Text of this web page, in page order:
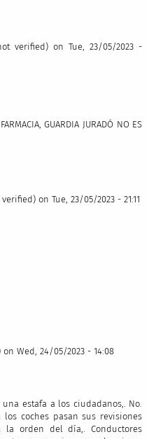
verified) on Tue, 23/05/2023 -
GUARDIA JURADÓ NO ES
verified) on Tue, 23/05/2023 - 21:11
on Wed, 24/05/2023 - 14:08
estafa a los ciudadanos,. No.
coches pasan sus revisiones
la orden del día,. Conductores